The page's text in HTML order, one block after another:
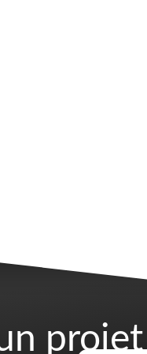
projet